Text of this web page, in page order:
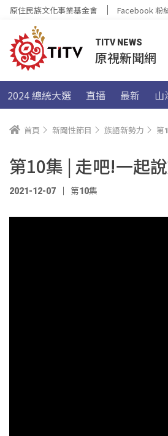
原住民族文化事業基金會 Facebook 粉
TITV NEWS
原視新聞網
2024 總統大選 直播 最新 山
首頁 新聞性節目 族語新勢力 第
第10集 | 走吧!一起
2021-12-07 第10集